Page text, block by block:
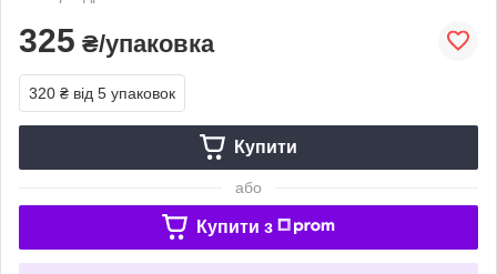
325 ₴/упаковка
320 ₴ від 5 упаковок
Купити
або
Купити з